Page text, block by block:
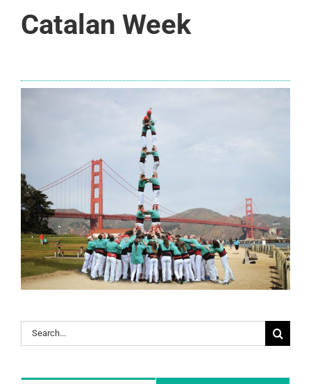
Catalan Week
Search
for: